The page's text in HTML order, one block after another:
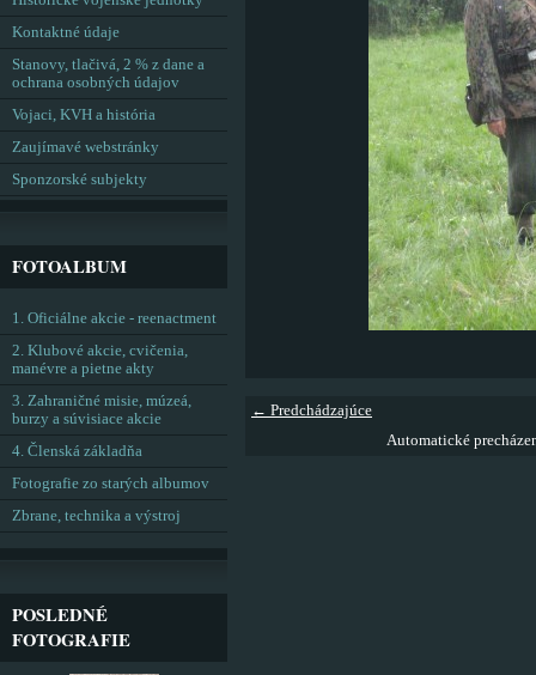
← Predchádzajúce
Automatické
Kontaktné údaje
Stanovy, tlačivá, 2 % z dane a
ochrana osobných údajov
Vojaci, KVH a história
Zaujímavé webstránky
Sponzorské subjekty
FOTOALBUM
1. Oficiálne akcie - reenactment
2. Klubové akcie, cvičenia,
manévre a pietne akty
3. Zahraničné misie, múzeá,
burzy a súvisiace akcie
4. Členská základňa
Fotografie zo starých albumov
Zbrane, technika a výstroj
POSLEDNÉ
FOTOGRAFIE